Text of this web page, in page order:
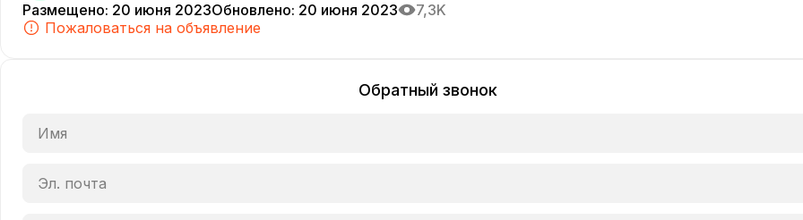
Размещено: 20 июня 2023Обновлено: 20 июня 2023
7,3K
Пожаловаться на объявление
Обратный звонок